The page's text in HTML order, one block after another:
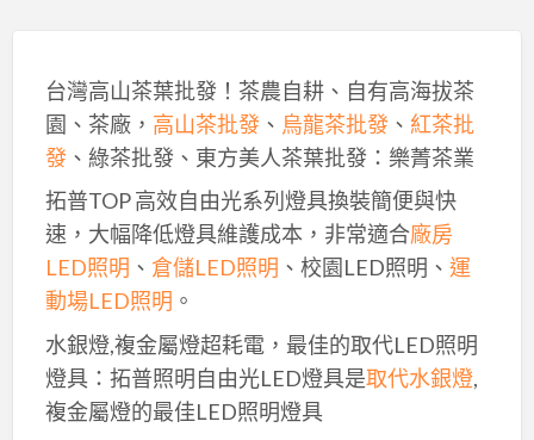
台灣高山茶葉批發！茶農自耕、自有高海拔茶
園、茶廠， 高山茶批發、 烏龍茶批發、 紅茶批
發、綠茶批發、東方美人茶葉批發：樂菁茶業
拓普TOP 高效自由光系列燈具換裝簡便與快
速，大幅降低燈具維護成本，非常適合廠房
LED照明 、 倉儲LED照明 、校園LED照明、 運
動場LED照明 。
水銀燈,複金屬燈超耗電，最佳的取代LED照明
燈具：拓普照明自由光LED燈具是取代水銀燈,
複金屬燈的最佳LED照明燈具